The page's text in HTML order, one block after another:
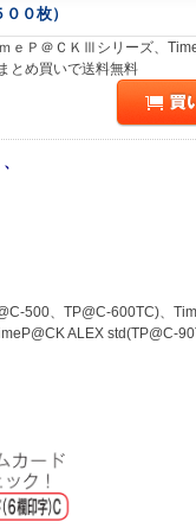
０枚）
ｅＰ＠ＣＫⅢシリーズ、
め買いで送料無料
500、TP@C-600TC)、
ALEX std(TP@C-